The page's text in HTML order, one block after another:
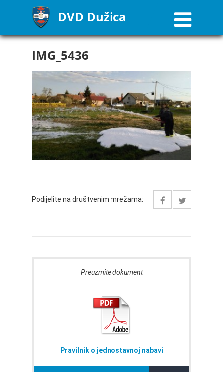
DVD Dužica
IMG_5436
Podijelite na društvenim mrežama:
Preuzmite dokument
Pravilnik o jednostavnoj nabavi